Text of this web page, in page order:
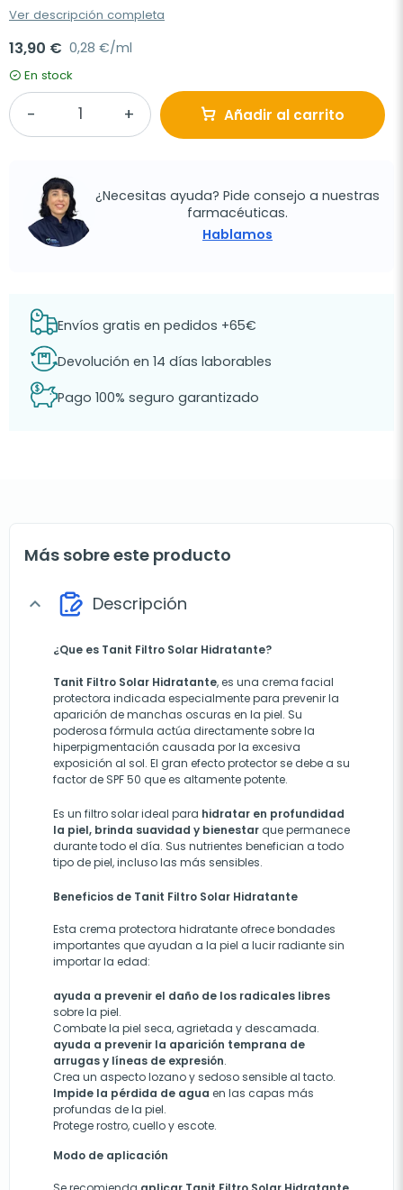
Ver descripción completa
13,90 € 0,28 €/ml
En stock
Añadir al carrito
¿Necesitas ayuda? Pide consejo a nuestras
farmacéuticas.
Hablamos
Envíos gratis en pedidos +65€
Devolución en 14 días laborables
Pago 100% seguro garantizado
Más sobre este producto
expand_more Descripción
¿Que es Tanit Filtro Solar Hidratante?
Tanit Filtro Solar Hidratante, es una crema facial
protectora indicada especialmente para prevenir la
aparición de manchas oscuras en la piel. Su
poderosa fórmula actúa directamente sobre la
hiperpigmentación causada por la excesiva
exposición al sol. El gran efecto protector se debe a su
factor de SPF 50 que es altamente potente.
Es un filtro solar ideal para hidratar en profundidad
la piel, brinda suavidad y bienestar que permanece
durante todo el día. Sus nutrientes benefician a todo
tipo de piel, incluso las más sensibles.
Beneficios de Tanit Filtro Solar Hidratante
Esta crema protectora hidratante ofrece bondades
importantes que ayudan a la piel a lucir radiante sin
importar la edad:
ayuda a prevenir el daño de los radicales libres
sobre la piel.
Combate la piel seca, agrietada y descamada.
ayuda a prevenir la aparición temprana de
arrugas y líneas de expresión.
Crea un aspecto lozano y sedoso sensible al tacto.
Impide la pérdida de agua en las capas más
profundas de la piel.
Protege rostro, cuello y escote.
Modo de aplicación